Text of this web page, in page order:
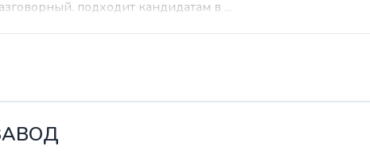
подходит кандидатам в ...